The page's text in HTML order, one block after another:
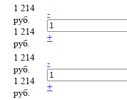
1 214
руб.
1 214
руб.
-
+
1 214
руб.
1 214
руб.
-
+